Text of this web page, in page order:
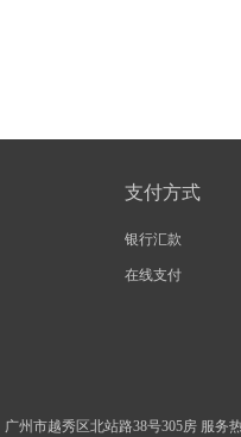
支付方式
银行汇款
在线支付
广州市越秀区北站路38号305房 服务